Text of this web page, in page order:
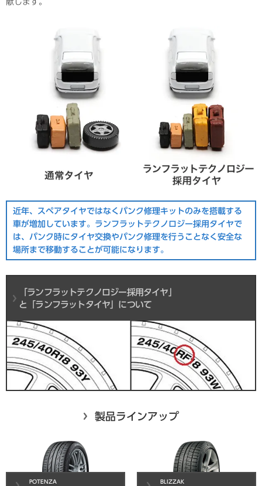
献します。
近年、スペアタイヤではなくパンク修理キットのみを搭載する
車が増加しています。ランフラットテクノロジー採用タイヤで
は、パンク時にタイヤ交換やパンク修理を行うことなく安全な
場所まで移動することが可能になります。
「ランフラットテクノロジー採用タイヤ」
と 「ランフラットタイヤ」について
製品ラインアップ
POTENZA BLIZZAK